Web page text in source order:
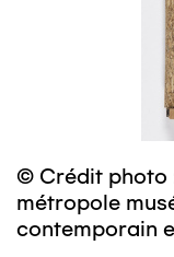
© Crédit photo
métropole
contemporain